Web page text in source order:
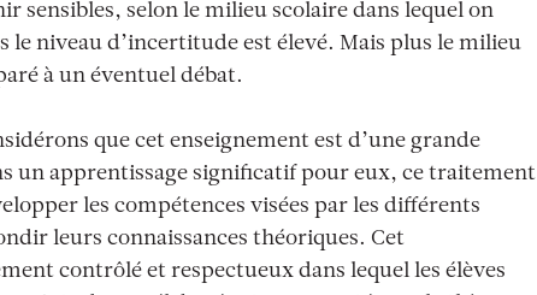
sensibles, selon le milieu scolaire dans lequel on
niveau d’incertitude est élevé. Mais plus le milieu
à un éventuel débat.
que cet enseignement est d’une grande
un apprentissage significatif pour eux, ce traitement
les compétences visées par les différents
leurs connaissances théoriques. Cet
contrôlé et respectueux dans lequel les élèves